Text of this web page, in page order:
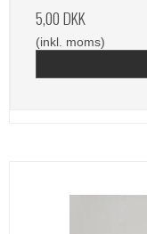
5,00 DKK
(inkl. moms)